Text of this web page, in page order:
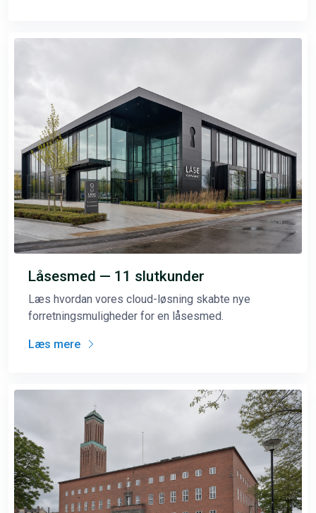
Låsesmed — 11 slutkunder
Læs hvordan vores cloud-løsning skabte nye
forretningsmuligheder for en låsesmed.
Læs mere